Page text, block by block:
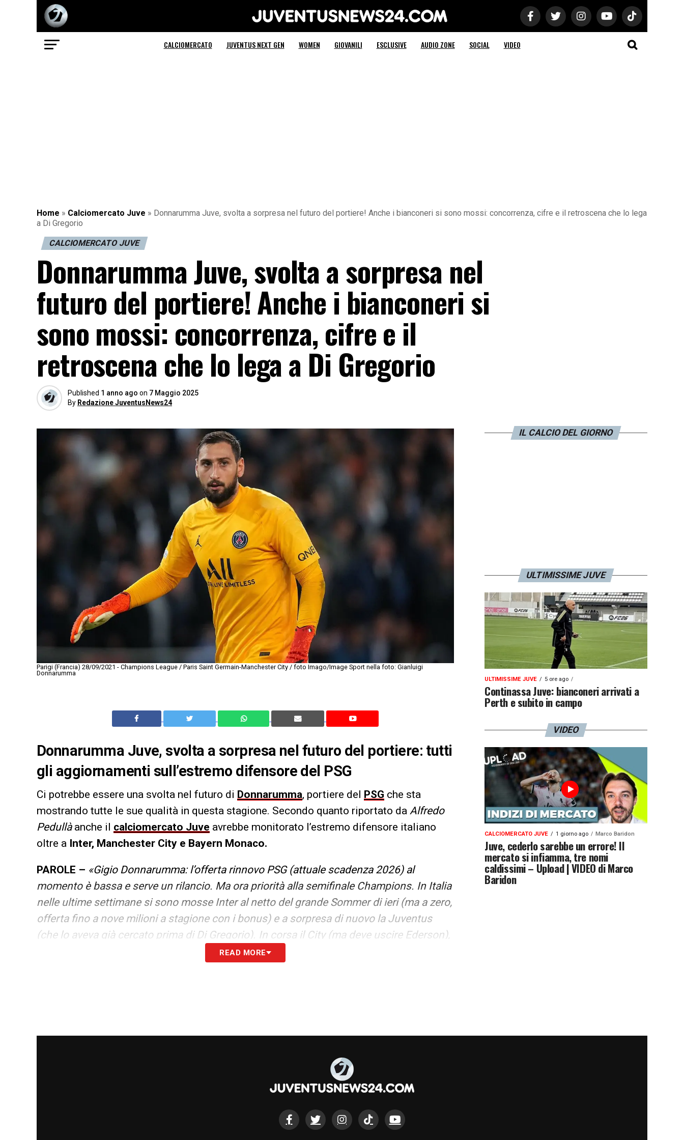
Juventus News 24
CALCIOMERCATO JUVENTUS NEXT GEN WOMEN GIOVANILI ESCLUSIVE AUDIO ZONE SOCIAL VIDEO
Home » Calciomercato Juve » Donnarumma Juve, svolta a sorpresa nel futuro del portiere! Anche i bianconeri si sono mossi: concorrenza, cifre e il retroscena che lo lega
a Di Gregorio
CALCIOMERCATO JUVE
Donnarumma Juve, svolta a sorpresa nel
futuro del portiere! Anche i bianconeri si
sono mossi: concorrenza, cifre e il
retroscena che lo lega a Di Gregorio
Published 1 anno ago on 7 Maggio 2025
By Redazione JuventusNews24
Parigi (Francia) 28/09/2021 - Champions League / Paris Saint Germain-Manchester City / foto Imago/Image Sport nella foto: Gianluigi
Donnarumma
Donnarumma Juve, svolta a sorpresa nel futuro del portiere: tutti
gli aggiornamenti sull’estremo difensore del PSG
Ci potrebbe essere una svolta nel futuro di Donnarumma, portiere del PSG che sta
mostrando tutte le sue qualità in questa stagione. Secondo quanto riportato da Alfredo
Pedullàanche il calciomercato Juve avrebbe monitorato l’estremo difensore italiano
oltre a Inter, Manchester City e Bayern Monaco.
PAROLE – «Gigio Donnarumma: l’offerta rinnovo PSG (attuale scadenza 2026) al
momento è bassa e serve un rilancio. Ma ora priorità alla semifinale Champions. In Italia
nelle ultime settimane si sono mosse Inter al netto del grande Sommer di ieri (ma a zero,
offerta fino a nove milioni a stagione con i bonus) e a sorpresa di nuovo la Juventus
(che lo aveva già cercato prima di Di Gregorio). In corsa il City (ma deve uscire Ederson),
READ MORE
IL CALCIO DEL GIORNO
ULTIMISSIME JUVE
ULTIMISSIME JUVE 5 ore ago
Continassa Juve: bianconeri arrivati a
Perth e subito in campo
VIDEO
CALCIOMERCATO JUVE 1 giorno ago Marco Baridon
Juve, cederlo sarebbe un errore! Il
mercato si infiamma, tre nomi
caldissimi – Upload | VIDEO di Marco
Baridon